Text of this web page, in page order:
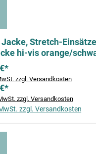
Jacke, Stretch-Einsätze
hi-vis orange/
zzgl. Versandkosten
zzgl. Versandkosten
zzgl. Versandkosten